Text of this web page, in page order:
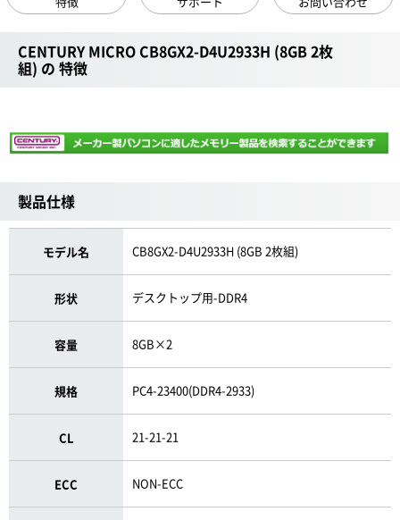
CENTURY MICRO CB8GX2-D4U2933H (8GB 2枚
組) の 特徴
製品仕様
モデル名 CB8GX2-D4U2933H (8GB 2枚組)
形状 デスクトップ用-DDR4
容量 8GB×2
規格 PC4-23400(DDR4-2933)
CL 21-21-21
ECC NON-ECC